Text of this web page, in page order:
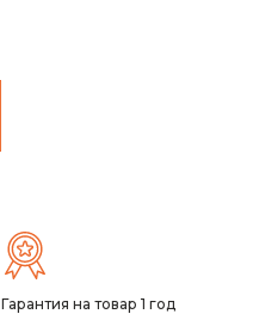
Гарантия на товар 1 год